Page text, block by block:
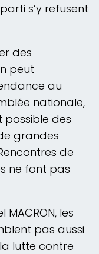
s’y refusent
des
peut
au
nationale,
possible des
grandes
de
ne font pas
les
pas aussi
lutte contre